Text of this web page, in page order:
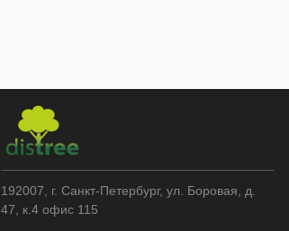
192007 , г. Санкт-Петербург, ул. Боровая, д.
47, к.4 офис 115